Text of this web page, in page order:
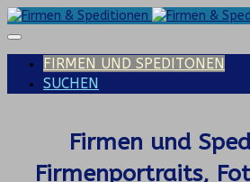
FIRMEN UND SPEDITONEN
SUCHEN
Firmen und
Firmenportraits,